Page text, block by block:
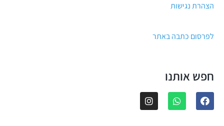
הצהרת נגישות
לפרסום כתבה באתר
חפש אותנו